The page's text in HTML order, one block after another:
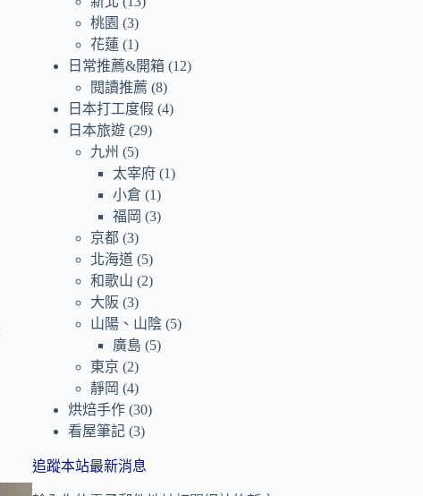
桃園 (3)
花蓮 (1)
日常推薦&開箱 (12)
閱讀推薦 (8)
日本打工度假 (4)
日本旅遊 (29)
九州 (5)
太宰府 (1)
小倉 (1)
福岡 (3)
京都 (3)
北海道 (5)
和歌山 (2)
大阪 (3)
山陽、山陰 (5)
廣島 (5)
東京 (2)
靜岡 (4)
烘焙手作 (30)
看屋筆記 (3)
追蹤本站最新消息